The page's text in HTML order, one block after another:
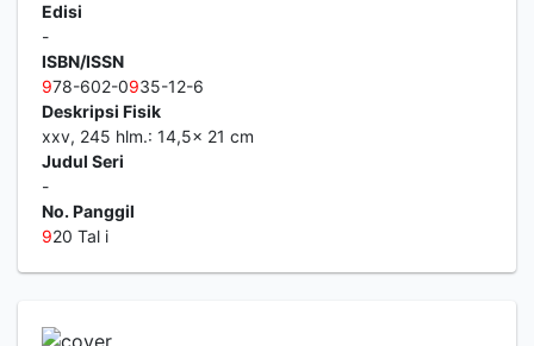
Edisi
-
ISBN/ISSN
978-602-0935-12-6
Deskripsi Fisik
xxv, 245 hlm.: 14,5x 21 cm
Judul Seri
-
No. Panggil
920 Tal i